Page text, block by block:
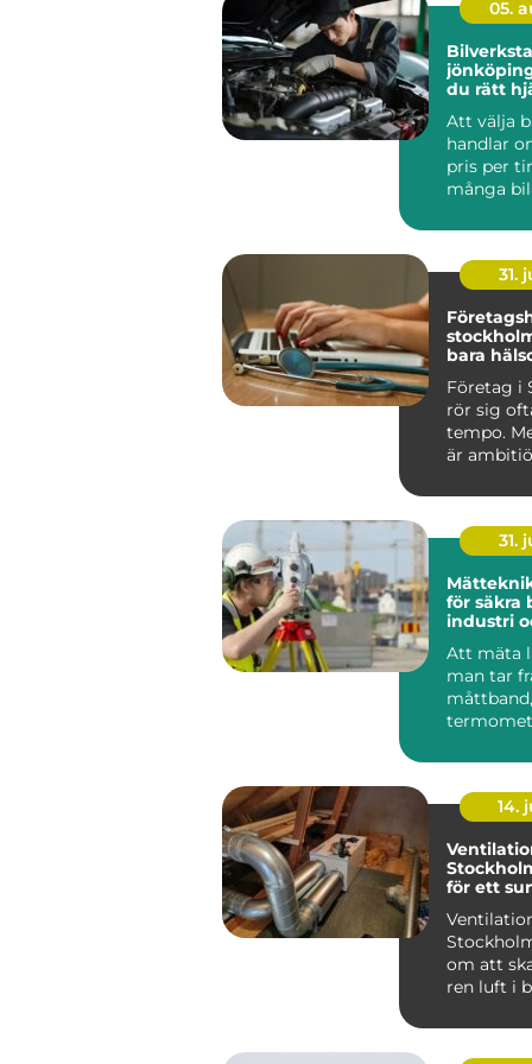
05.
jönköping så
du rätt
Att välja
handlar
pris per
många
sna...
31.
stockholm mer
bara
Företag i
rör sig
tempo.
är
vana vi...
31.
Mätteknik
för säkra
industri
Att mäta
man tar
värde....
14.
för ett
om att
ren luft i
moder...